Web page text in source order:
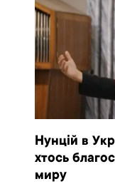
Нунцій в
хтось
миру